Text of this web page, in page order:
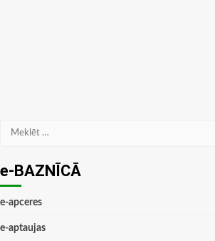
Meklēt:
e-BAZNĪCĀ
e-apceres
e-aptaujas